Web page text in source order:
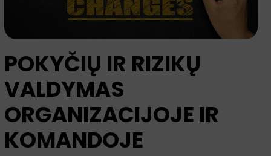
POKYČIŲ IR RIZIKŲ
VALDYMAS
ORGANIZACIJOJE IR
KOMANDOJE